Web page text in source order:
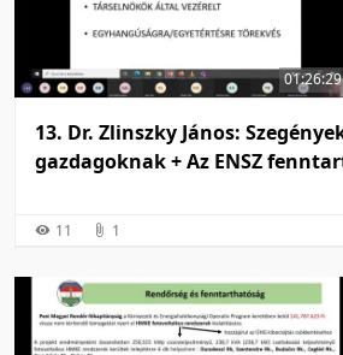
01:26:29
13. Dr. Zlinszky János:
gazdagoknak + Az ENSZ
11 1